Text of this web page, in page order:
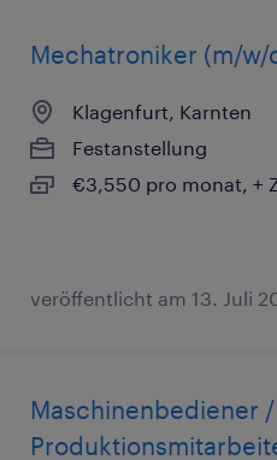
Mechatroniker (m/
Klagenfurt, Karnten
Festanstellung
€3,550 pro monat, +
veröffentlicht am 13. Juli
Maschinenbediener /